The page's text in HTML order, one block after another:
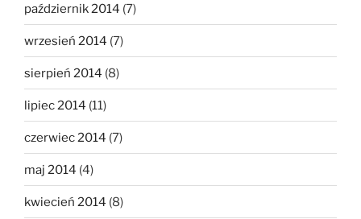
październik 2014 (7)
wrzesień 2014 (7)
sierpień 2014 (8)
lipiec 2014 (11)
czerwiec 2014 (7)
maj 2014 (4)
kwiecień 2014 (8)